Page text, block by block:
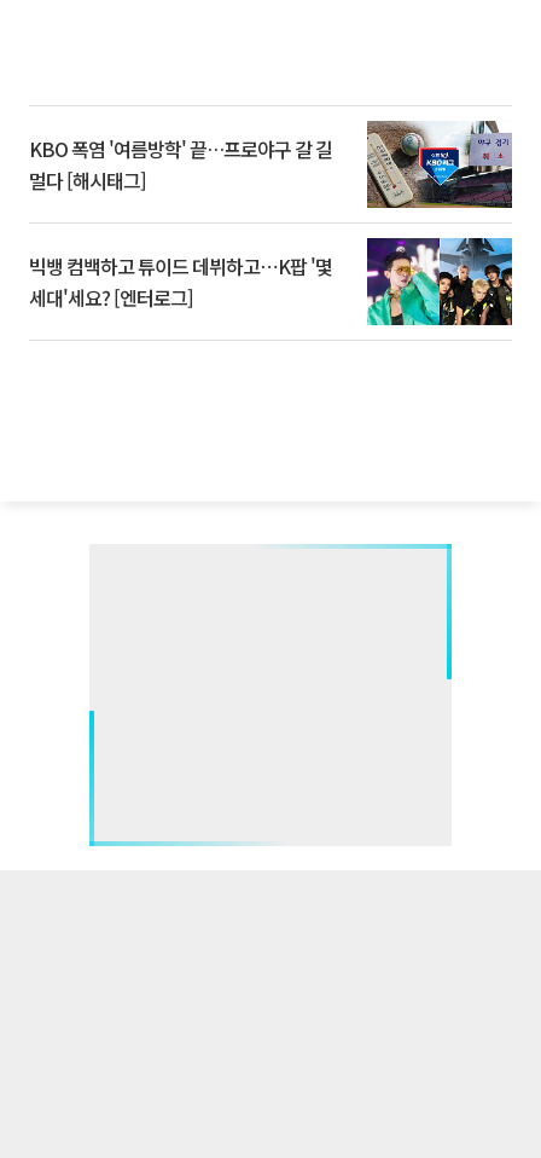
KBO 폭염 '여름방학' 끝…프로야구 갈 길
멀다 [해시태그]
빅뱅 컴백하고 튜이드 데뷔하고⋯K팝 '몇
세대'세요? [엔터로그]